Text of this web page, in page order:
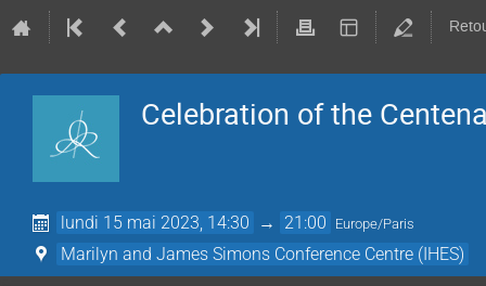
Celebration of the
lundi 15 mai 2023, 14:30 → 21:00 Europe/Paris
Marilyn and James Simons Conference Centre (IHES)